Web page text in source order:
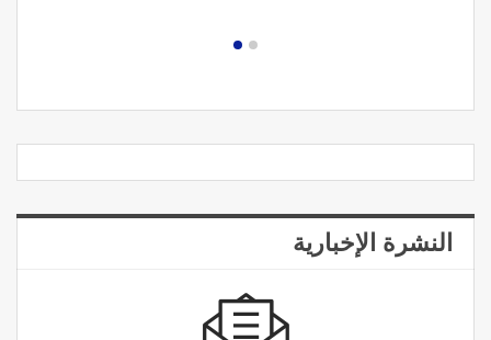
النشرة الإخبارية